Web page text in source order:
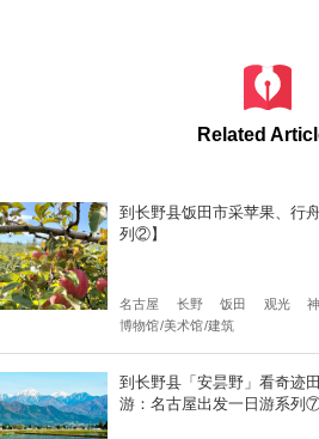
Related
到长野县饭田市采苹果、行
列②】
名古屋 长野 饭田 观光
博物馆/美术馆/建筑
到长野县「安昙野」看奇迹
游：名古屋出发一日游系列